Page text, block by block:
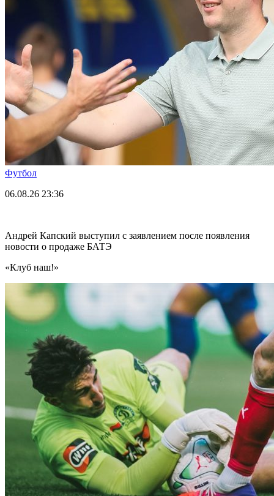
Футбол
06.08.26 23:36
Андрей Капский выступил с заявлением после появления
новости о продаже БАТЭ
«Клуб наш!»